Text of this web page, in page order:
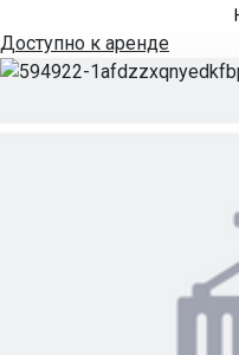
Доступно к аренде